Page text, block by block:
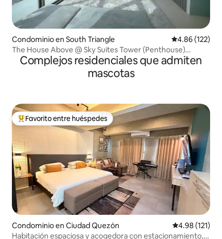
Condominio en South Triangle Calificación
4.86 (122)
The House Above @ Sky Suites Tower (Penthouse)
Ciudad de Quintana Roo
Complejos residenciales que admiten
mascotas
De los mejores en Favorito entre huéspedes
Favorito entre huéspedes
Condominio en Ciudad Quezón Calificación
4.98 (121)
Habitación espaciosa y acogedora con estacionamiento,